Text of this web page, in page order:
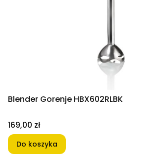
Blender Gorenje HBX602RLBK
Cena
169,00 zł
Do koszyka